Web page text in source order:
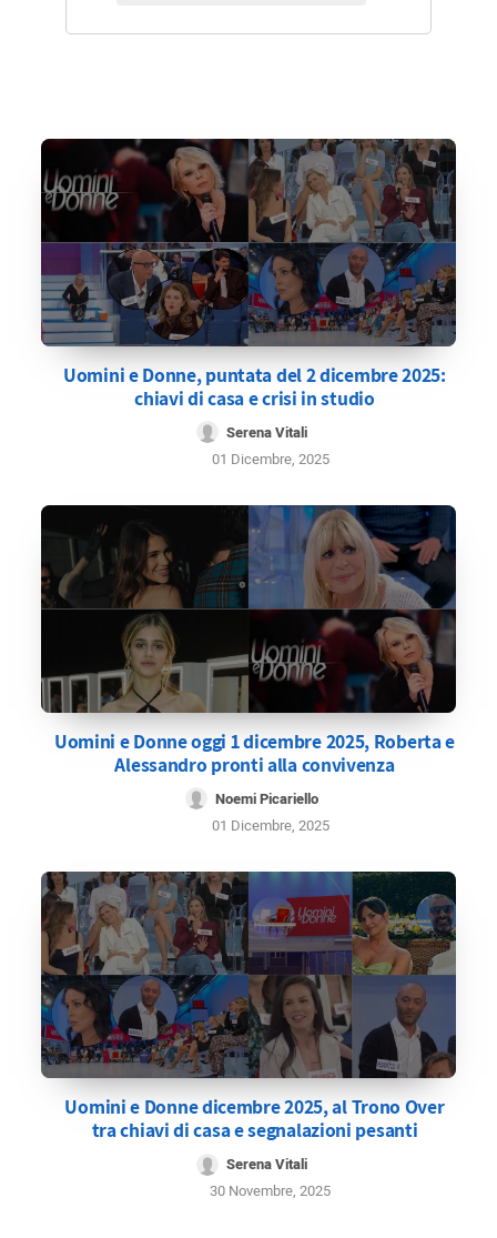
Uomini e Donne, puntata del 2 dicembre 2025:
chiavi di casa e crisi in studio
Serena Vitali
01 Dicembre, 2025
Uomini e Donne oggi 1 dicembre 2025, Roberta e
Alessandro pronti alla convivenza
Noemi Picariello
01 Dicembre, 2025
Uomini e Donne dicembre 2025, al Trono Over
tra chiavi di casa e segnalazioni pesanti
Serena Vitali
30 Novembre, 2025